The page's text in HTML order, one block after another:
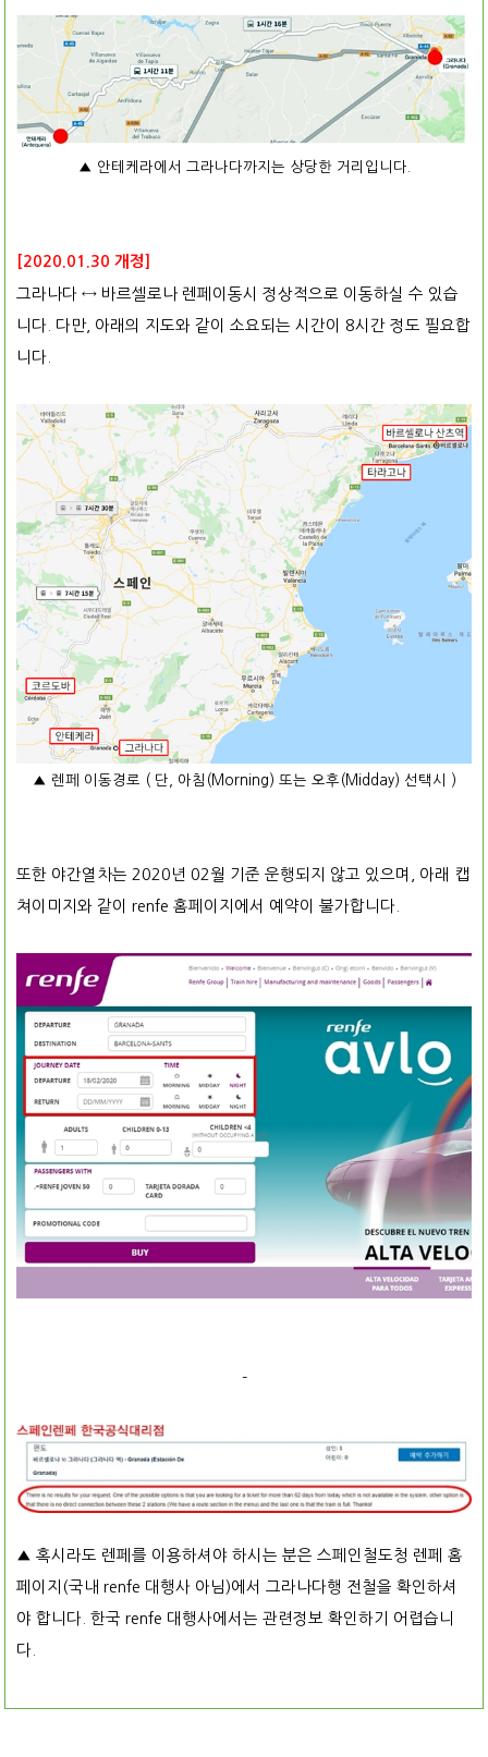
▲ 안테케라에서 그라나다까지는 상당한 거리입니다.
[2020.01.30 개정]
그라나다 ↔ 바르셀로나 렌페이동시 정상적으로 이동하실 수 있습
니다. 다만, 아래의 지도와 같이 소요되는 시간이 8시간 정도 필요합
니다.
▲ 렌페 이동경로 ( 단, 아침(Morning) 또는 오후(Midday) 선택시 )
또한 야간열차는 2020년 02월 기준 운행되지 않고 있으며, 아래 캡
쳐이미지와 같이 renfe 홈페이지에서 예약이 불가합니다.
-
▲ 혹시라도 렌페를 이용하셔야 하시는 분은 스페인철도청 렌페 홈
페이지(국내 renfe 대행사 아님)에서 그라나다행 전철을 확인하셔
야 합니다. 한국 renfe 대행사에서는 관련정보 확인하기 어렵습니
다.